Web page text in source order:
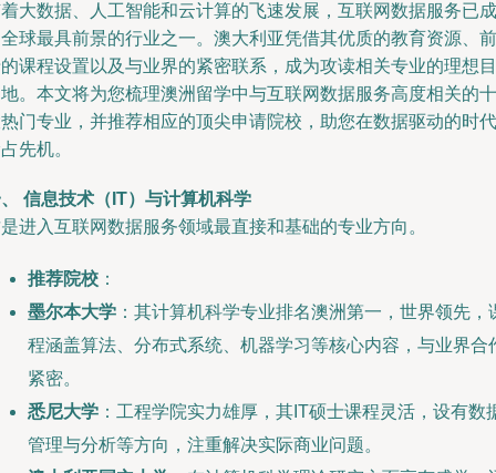
大数据、人工智能和云计算的飞速发展，互联网数据服务已成
球最具前景的行业之一。澳大利亚凭借其优质的教育资源、前
课程设置以及与业界的紧密联系，成为攻读相关专业的理想目
。本文将为您梳理澳洲留学中与互联网数据服务高度相关的十
门专业，并推荐相应的顶尖申请院校，助您在数据驱动的时代
先机。
信息技术（IT）与计算机科学
进入互联网数据服务领域最直接和基础的专业方向。
推荐院校 ：
墨尔本大学 ：其计算机科学专业排名澳洲第一，世界领先，
程涵盖算法、分布式系统、机器学习等核心内容，与业界合
紧密。
悉尼大学 ：工程学院实力雄厚，其IT硕士课程灵活，设有数
管理与分析等方向，注重解决实际商业问题。